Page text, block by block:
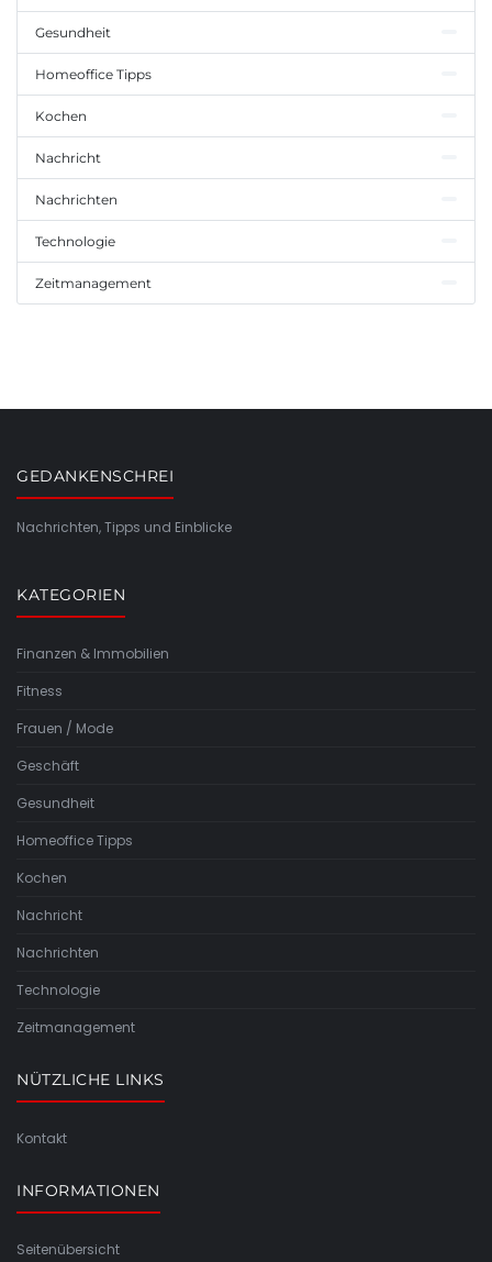
Gesundheit
Homeoffice Tipps
Kochen
Nachricht
Nachrichten
Technologie
Zeitmanagement
GEDANKENSCHREI
Nachrichten, Tipps und Einblicke
KATEGORIEN
Finanzen & Immobilien
Fitness
Frauen / Mode
Geschäft
Gesundheit
Homeoffice Tipps
Kochen
Nachricht
Nachrichten
Technologie
Zeitmanagement
NÜTZLICHE LINKS
Kontakt
INFORMATIONEN
Seitenübersicht